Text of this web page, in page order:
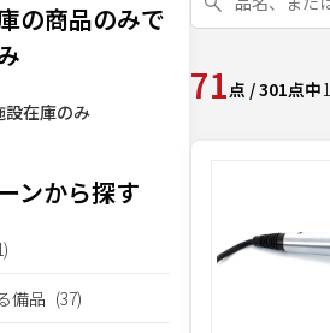
の商品のみで
設在庫のみ
ンから探す
)
備品 (37)
71点 /301点中1